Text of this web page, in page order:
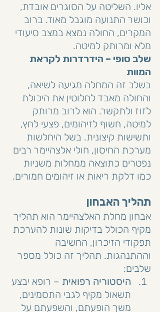
אליו. השליטה על הסוגרים אובדת,
וכושר התנועה מוגבל מאוד. ברוב
המקרים, החולה נמצא במצב סיעודי
מלא ומרותק למיטה.
שלב סופי – הידרדרות לקראת
המוות
בשלב זה המחלה מגיעה לשיאה,
והחולה מאבד לחלוטין את היכולת
לזוז ולתקשר. הוא לרוב מרותק
למיטה, חשוף לזיהומים, פצעי לחץ,
ותשישות קיצונית. בשל היחלשות
מערכת החיסון, חולי אלצהיימר רבים
נפטרים כתוצאה ממחלות משניות
כמו דלקת ריאות או זיהומים חמורים.
תהליך האבחון
אבחון מחלת האלצהיימר הוא תהליך
מקיף הכולל בדיקות שונות להערכת
תפקודי הזיכרון, החשיבה
וההתנהגות. תהליך זה כולל מספר
שלבים:
היסטוריה רפואית – רופא יבצע
תשאול מקיף לגבי התסמינים,
משך הופעתם, והשפעתם על